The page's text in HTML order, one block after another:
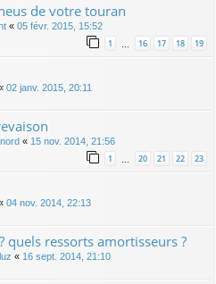
de votre touran
« 05 févr. 2015, 15:52
1 16 17 18 19
02 janv. 2015, 20:11
« 15 nov. 2014, 21:56
1 20 21 22 23
04 nov. 2014, 22:13
quels ressorts amortisseurs ?
« 16 sept. 2014, 21:10